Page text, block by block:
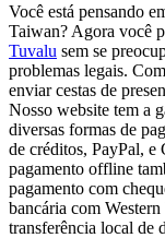
Você está pensando
Taiwan? Agora você
Tuvalu sem se
problemas legais.
enviar cestas de
Nosso website tem a
diversas formas de
de créditos, PayPal, e
pagamento offline
pagamento com
bancária com
transferência local de